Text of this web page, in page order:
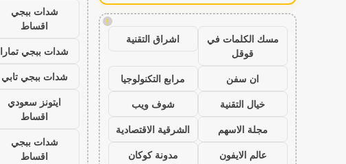
!
مسك الكلمات في
قوقل
اشراق التقنية
ان سفن
مرابع التكنولوجيا
خيال التقنية
شوف ويب
مجلة الاسهم
الشرقية الاقتصادية
عالم الايفون
مدونة كوكان
شدات ببجي
اقساط
شدات ببجي تمارا
شدات ببجي تابي
ايتونز سعودي
اقساط
شدات ببجي
اقساط